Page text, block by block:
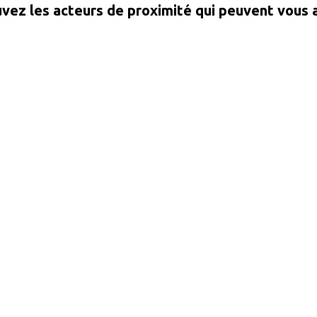
les acteurs de proximité qui peuvent vous